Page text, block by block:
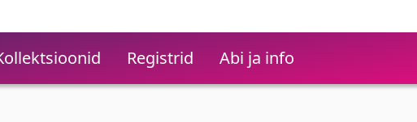
Registrid Abi ja info